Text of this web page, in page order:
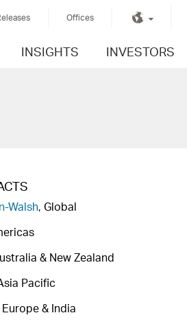
Offices
INSIGHTS INVESTORS
Walsh, Global
& New Zealand
Pacific
Europe & India